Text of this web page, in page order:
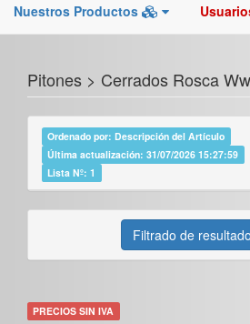
Nuestros Productos
Pitones > Cerrados Rosca
Ordenado por: Descripción del Artículo
Última actualización: 31/07/2026 15:27:59
Lista Nº: 1
Filtrado de
PRECIOS SIN IVA